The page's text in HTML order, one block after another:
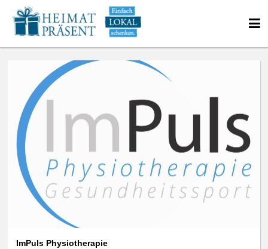
ImPuls Physiotherapie